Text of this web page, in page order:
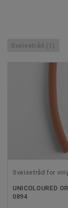
Sveisetråd (1)
Sveisetråd for
UNICOLOURED
0894